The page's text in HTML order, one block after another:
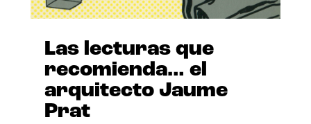
Las lecturas que
recomienda… el
arquitecto Jaume
Prat